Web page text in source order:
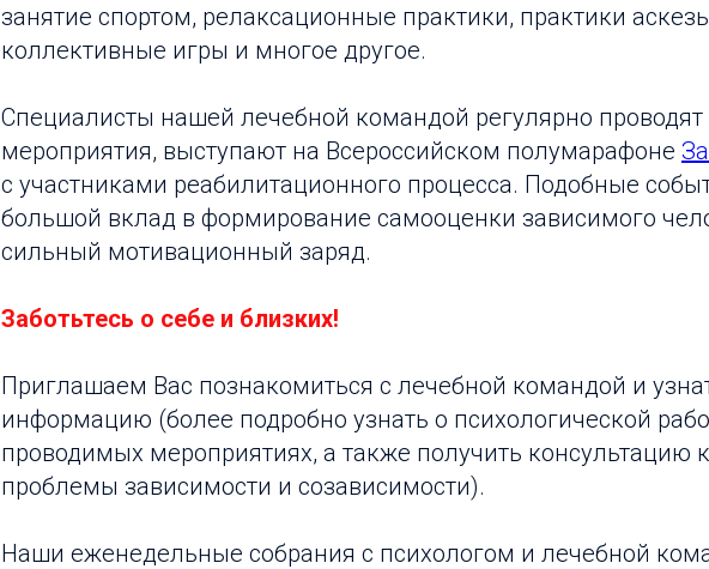
занятие спортом, релаксационные практики, практики
коллективные игры и многое другое.
Специалисты нашей лечебной командой регулярно
мероприятия, выступают на Всероссийском полумарафоне
с участниками реабилитационного процесса. Подобные
большой вклад в формирование самооценки зависимого
сильный мотивационный заряд.
Заботьтесь о себе и близких!
Приглашаем Вас познакомиться с лечебной командой и
информацию (более подробно узнать о психологической
проводимых мероприятиях, а также получить консультацию
проблемы зависимости и созависимости).
Наши еженедельные собрания с психологом и лечебной